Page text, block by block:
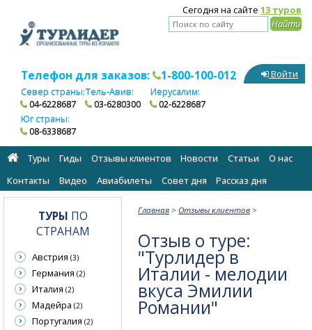
Сегодня на сайте 13 туров
Телефон для заказов: 1-800-100-012
Север страны:
04-6228687
Тель-Авив:
03-6280300
Иерусалим:
02-6228687
Юг страны:
08-6338687
Войти
Туры Гиды Отзывы клиентов Новости Статьи
О нас
Контакты
Видео Авиабилеты Cовет дня Рассказ дня
Главная > Отзывы клиентов >
Отзыв о туре:
"Турлидер в
Италии - мелодии
вкуса Эмилии
Романии"
ТУРЫ ПО
СТРАНАМ
Австрия (3)
Германия (2)
Италия (2)
Мадейра (2)
Португалия (2)